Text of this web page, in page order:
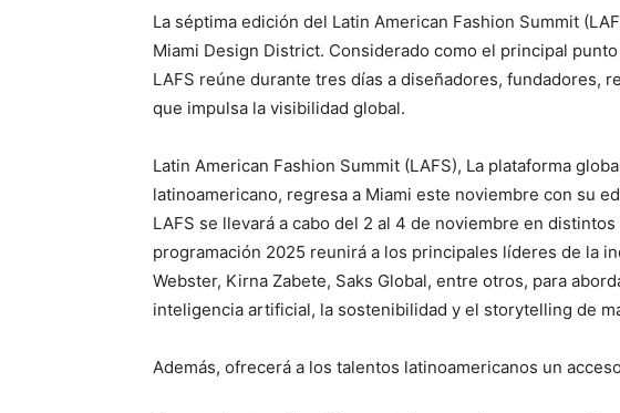
La séptima edición del Latin American Fashion Summit
Miami Design District. Considerado como el principal
LAFS reúne durante tres días a diseñadores, fundadores,
que impulsa la visibilidad global.
Latin American Fashion Summit (LAFS), La plataforma
latinoamericano, regresa a Miami este noviembre con su
LAFS se llevará a cabo del 2 al 4 de noviembre en
programación 2025 reunirá a los principales líderes de la
Webster, Kirna Zabete, Saks Global, entre otros, para
inteligencia artificial, la sostenibilidad y el storytelling de
Además, ofrecerá a los talentos latinoamericanos un